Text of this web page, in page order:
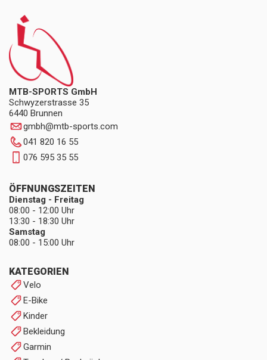
MTB-SPORTS GmbH
Schwyzerstrasse 35
6440 Brunnen
gmbh@mtb-sports.com
041 820 16 55
076 595 35 55
KATEGORIEN
Velo
E-Bike
Kinder
Bekleidung
Garmin
ÖFFNUNGSZEITEN
Dienstag - Freitag
08:00 - 12:00 Uhr
13:30 - 18:30 Uhr
Samstag
08:00 - 15:00 Uhr